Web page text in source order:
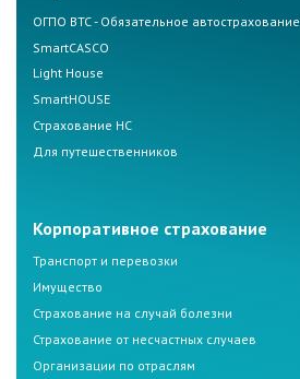
ОГПО ВТС - Обязательное автострахование
SmartCASCO
Light House
SmartHOUSE
Страхование НС
Для путешественников
Корпоративное страхование
Транспорт и перевозки
Имущество
Страхование на случай болезни
Страхование от несчастных случаев
Организации по отраслям